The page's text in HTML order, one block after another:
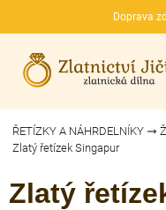
Doprava
CZK
ŘETÍZKY A NÁHRDELNÍKY
Zlatý řetízek Singapur
Zlatý